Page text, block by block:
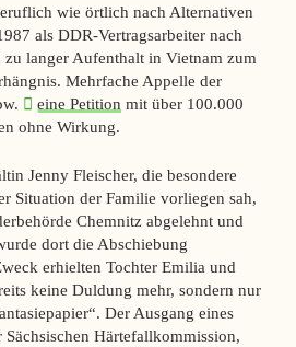
wie örtlich nach Alternativen
als DDR-Vertragsarbeiter nach
zu langer Aufenthalt in Vietnam zum
Mehrfache Appelle der
eine Petition mit über 100.000
ohne Wirkung.
Jenny Fleischer, die besondere
Situation der Familie vorliegen sah,
Chemnitz abgelehnt und
dort die Abschiebung
erhielten Tochter Emilia und
keine Duldung mehr, sondern nur
Der Ausgang eines
Sächsischen Härtefallkommission,